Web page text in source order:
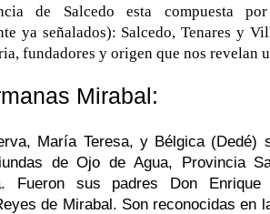
de Salcedo esta compuesta
ya señalados): Salcedo, Tenares y
fundadores y origen que nos revelan
Mirabal:
María Teresa, y Bélgica (Dedé)
de Ojo de Agua, Provincia
Fueron sus padres Don
de Mirabal. Son reconocidas en